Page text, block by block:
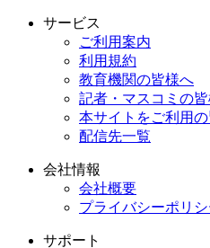
サービス
ご利用案内
利用規約
教育機関の皆様へ
記者・マスコミの
本サイトをご利用
配信先一覧
会社情報
会社概要
プライバシーポリシ
サポート